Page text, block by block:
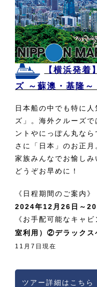
【横浜発
ズ ～蘇澳・基隆～
日本船の中でも特に
ズ」。海外クルーズ
ントやにっぽん丸な
さに「日本」のお正
家族みんなでお愉しみ
どうぞお早めに！
《日程期間のご案内》
2024年12月26日～
《お手配可能なキャビ
室利用）②デラックス
11月7日現在
ツアー詳細はこちら